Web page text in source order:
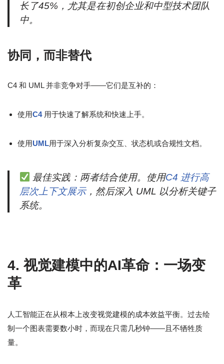
长了45%，尤其是在初创企业和中型技术团队
中。
协同，而非替代
C4 和 UML 并非竞争对手——它们是互补的：
使用C4 用于快速了解系统和快速上手。
使用UML用于深入分析复杂交互、状态机或合规性文档。
最佳实践：两者结合使用。使用C4 进行高
层次上下文展示，然后深入 UML 以分析关键子
系统。
4. 视觉建模中的AI革命：一场变
革
人工智能正在从根本上改变视觉建模的成本效益平衡。过去绘
制一个图表需要数小时，而现在只需几秒钟——且不牺牲质
量。